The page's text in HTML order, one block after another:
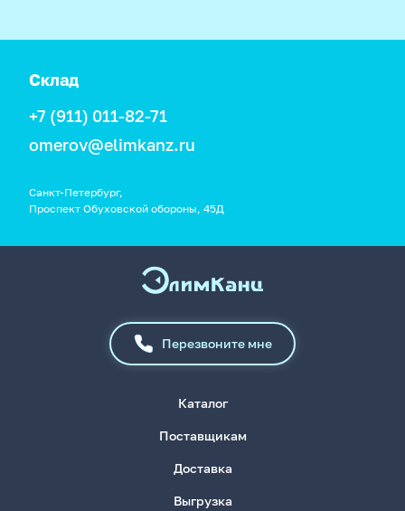
Склад
+7 (911) 011-82-71
omerov@elimkanz.ru
Санкт-Петербург,
Проспект Обуховской обороны, 45Д
Перезвоните мне
Каталог
Поставщикам
Доставка
Выгрузка